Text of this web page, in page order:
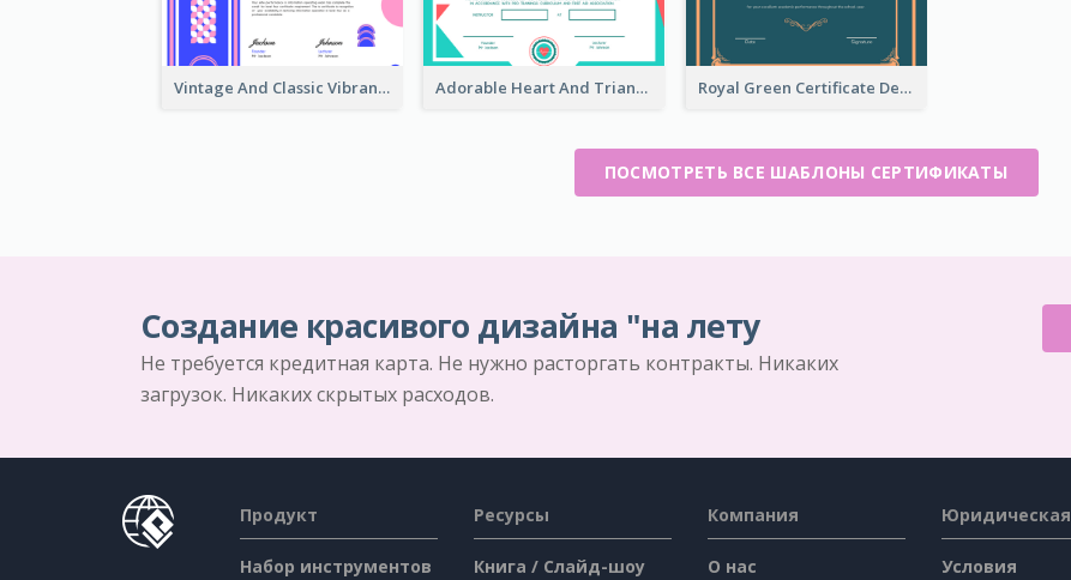
Vintage And Classic Vibrant Certificate Design Ideas Adorable Heart And Triangles Certificate Design Template Royal Green Certificate Design For Appreciation
ПОСМОТРЕТЬ ВСЕ ШАБЛОНЫ СЕРТИФИКАТЫ
Создание красивого дизайна "на лету
Не требуется кредитная карта. Не нужно расторгать контракты. Никаких
загрузок. Никаких скрытых расходов.
Продукт
Набор инструментов
Ресурсы
Книга / Слайд-шоу
Компания
О нас
Юридическая
Условия